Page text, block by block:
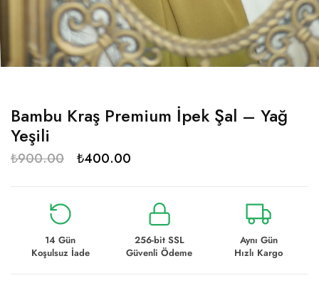
Bambu Kraş Premium İpek Şal – Yağ
Yeşili
₺900.00 ₺400.00
14 Gün
Koşulsuz İade
256-bit SSL
Güvenli Ödeme
Aynı Gün
Hızlı Kargo